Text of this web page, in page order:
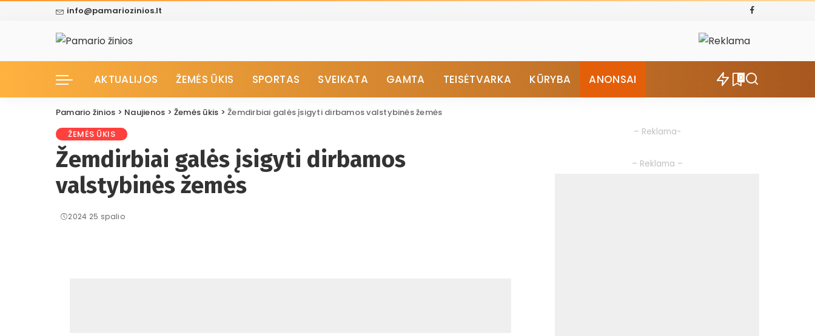
info@pamariozinios.lt
AKTUALIJOS ŽEMĖS ŪKIS SPORTAS SVEIKATA GAMTA TEISĖTVARKA KŪRYBA ANONSAI 0
Pamario žinios > Naujienos >Žemės ūkis >Žemdirbiai galės įsigyti dirbamos valstybinės žemės
ŽEMĖS ŪKIS
Žemdirbiai galės įsigyti dirbamos
valstybinės žemės
2024 25 spalio
– Reklama-
– Reklama –